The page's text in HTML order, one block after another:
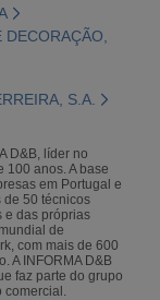
S.A.
D&B, líder no
100 anos. A base
em Portugal e
50 técnicos
e das próprias
de
com mais de 600
A INFORMA D&B
faz parte do grupo
comercial.